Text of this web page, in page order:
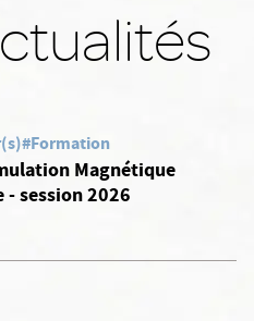
#Formation
Magnétique
- session 2026